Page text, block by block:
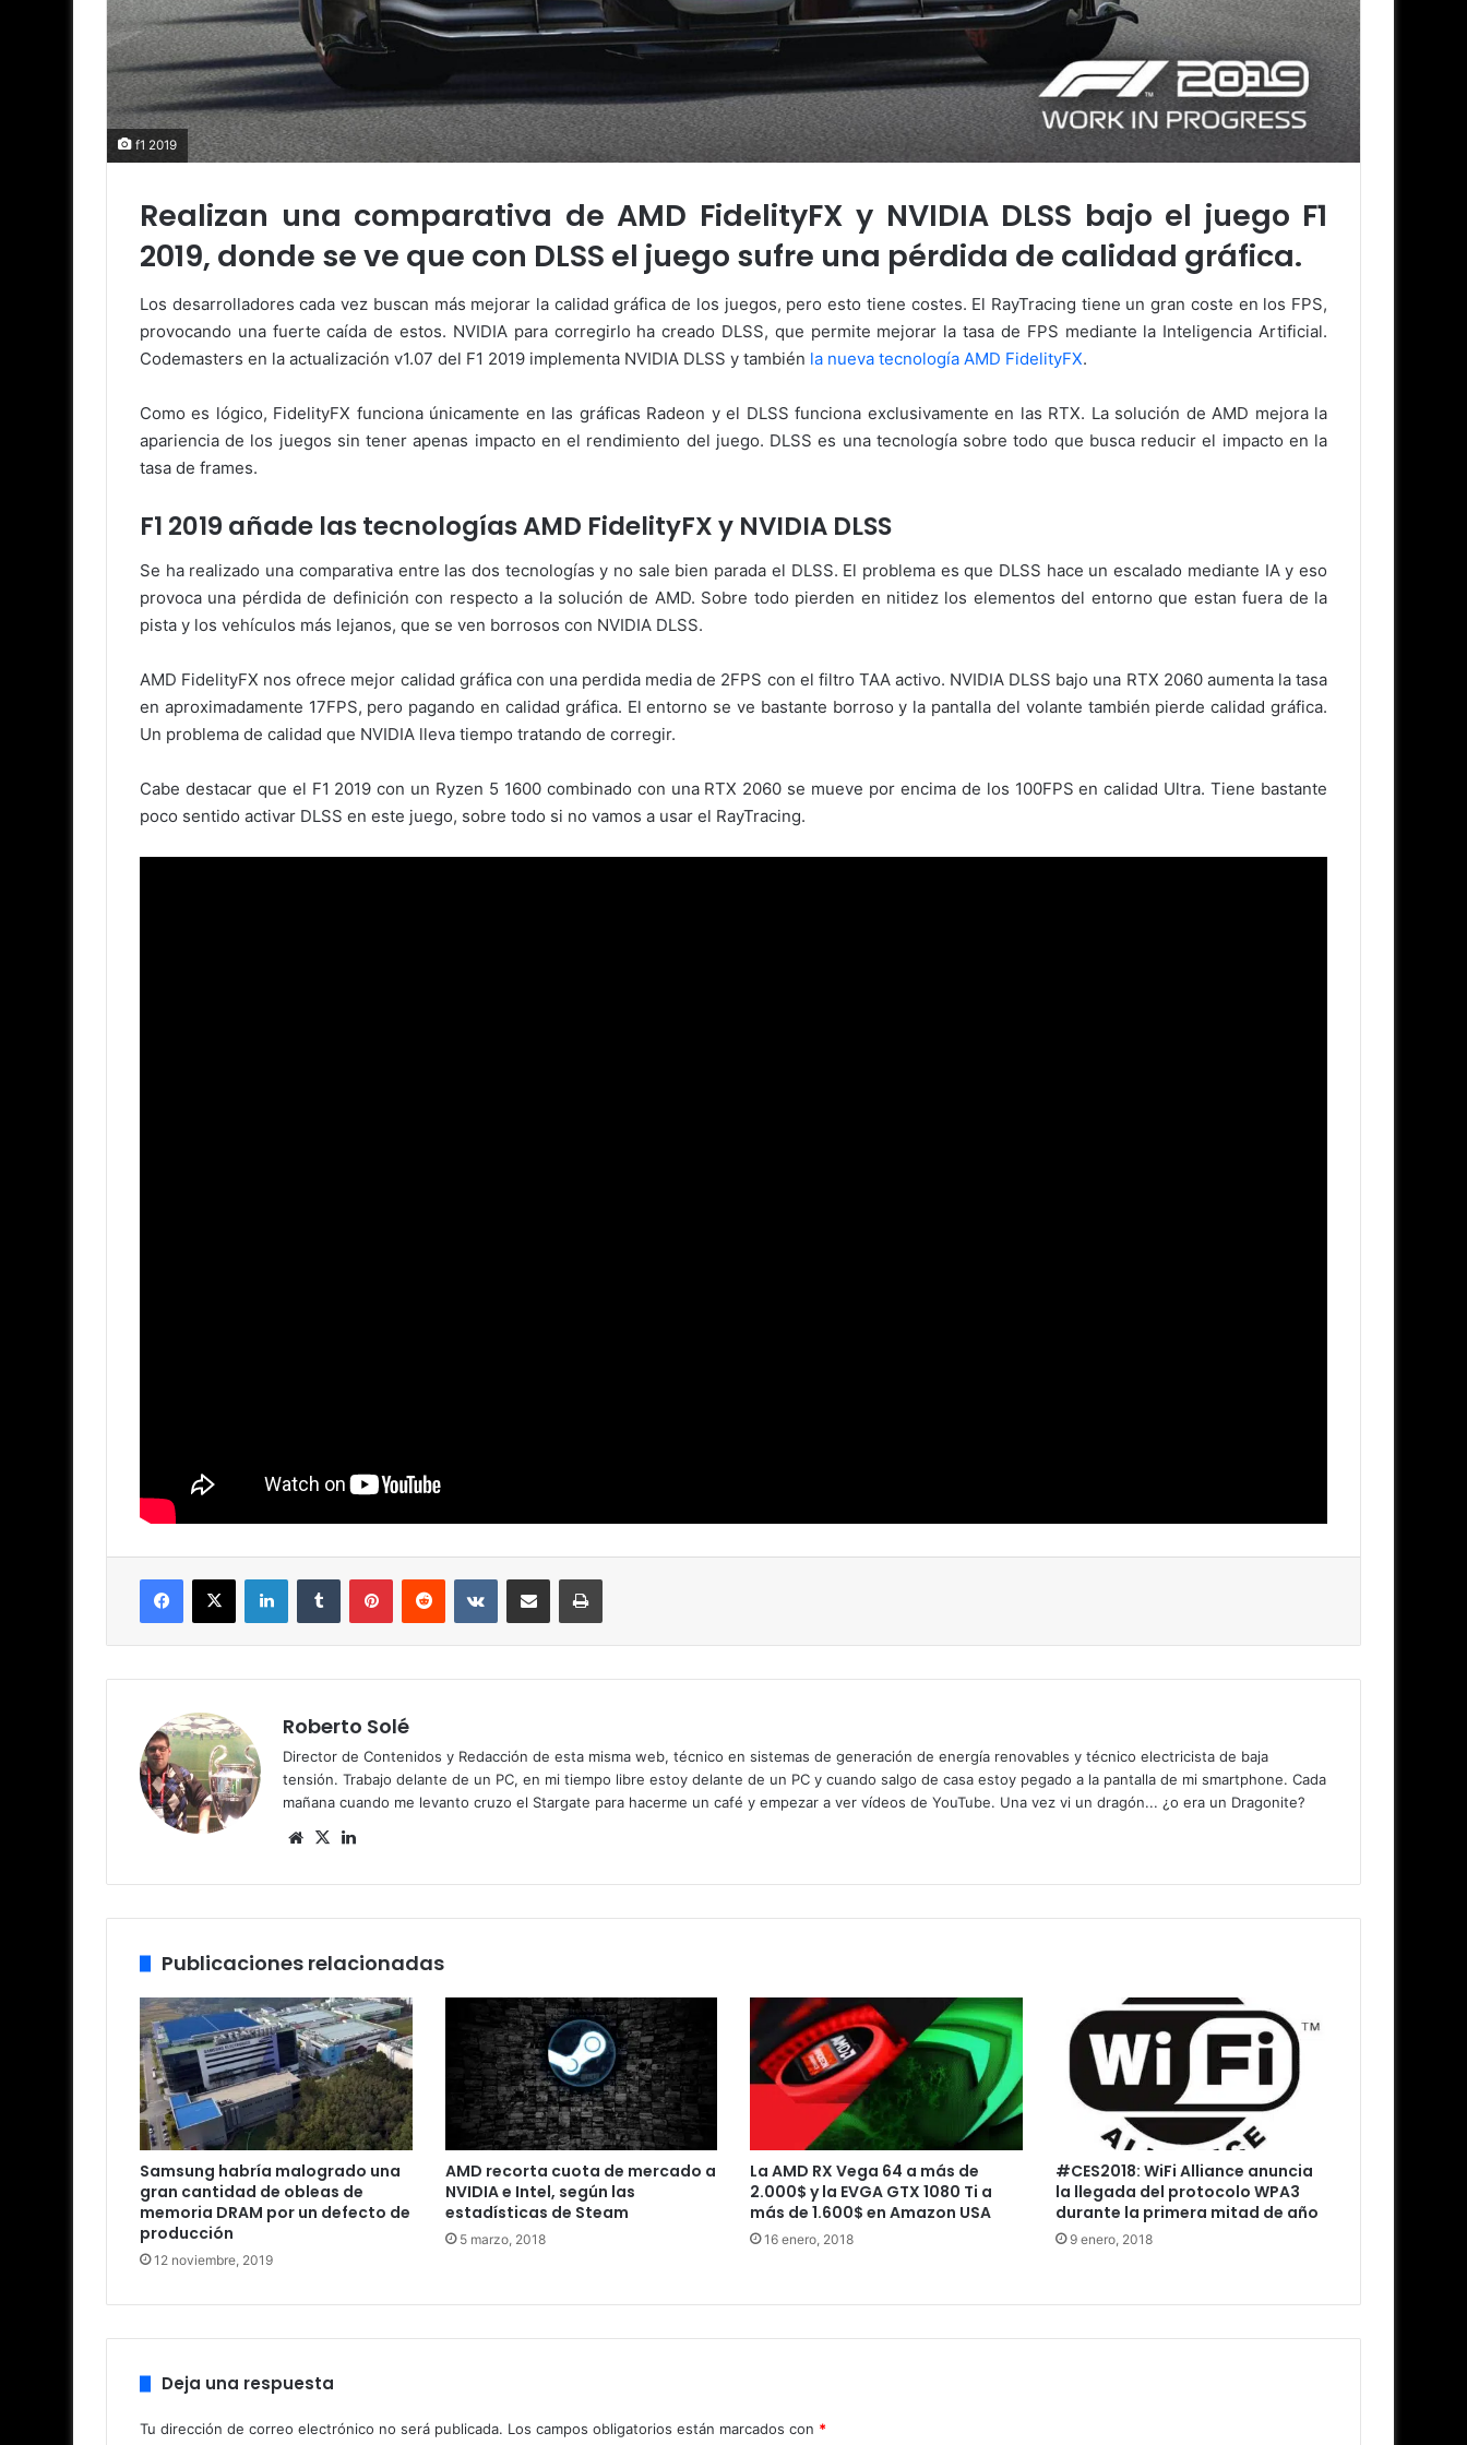
f1 2019
Realizan una comparativa de AMD FidelityFX y NVIDIA DLSS bajo el juego F1
2019, donde se ve que con DLSS el juego sufre una pérdida de calidad gráfica.
Los desarrolladores cada vez buscan más mejorar la calidad gráfica de los juegos, pero esto tiene costes. El RayTracing tiene un gran coste en los FPS,
provocando una fuerte caída de estos. NVIDIA para corregirlo ha creado DLSS, que permite mejorar la tasa de FPS mediante la Inteligencia Artificial.
Codemasters en la actualización v1.07 del F1 2019 implementa NVIDIA DLSS y también la nueva tecnología AMD FidelityFX.
Como es lógico, FidelityFX funciona únicamente en las gráficas Radeon y el DLSS funciona exclusivamente en las RTX. La solución de AMD mejora la
apariencia de los juegos sin tener apenas impacto en el rendimiento del juego. DLSS es una tecnología sobre todo que busca reducir el impacto en la
tasa de frames.
F1 2019 añade las tecnologías AMD FidelityFX y NVIDIA DLSS
Se ha realizado una comparativa entre las dos tecnologías y no sale bien parada el DLSS. El problema es que DLSS hace un escalado mediante IA y eso
provoca una pérdida de definición con respecto a la solución de AMD. Sobre todo pierden en nitidez los elementos del entorno que estan fuera de la
pista y los vehículos más lejanos, que se ven borrosos con NVIDIA DLSS.
AMD FidelityFX nos ofrece mejor calidad gráfica con una perdida media de 2FPS con el filtro TAA activo. NVIDIA DLSS bajo una RTX 2060 aumenta la tasa
en aproximadamente 17FPS, pero pagando en calidad gráfica. El entorno se ve bastante borroso y la pantalla del volante también pierde calidad gráfica.
Un problema de calidad que NVIDIA lleva tiempo tratando de corregir.
Cabe destacar que el F1 2019 con un Ryzen 5 1600 combinado con una RTX 2060 se mueve por encima de los 100FPS en calidad Ultra. Tiene bastante
poco sentido activar DLSS en este juego, sobre todo si no vamos a usar el RayTracing.
Roberto Solé
Director de Contenidos y Redacción de esta misma web, técnico en sistemas de generación de energía renovables y técnico electricista de baja
tensión. Trabajo delante de un PC, en mi tiempo libre estoy delante de un PC y cuando salgo de casa estoy pegado a la pantalla de mi smartphone. Cada
mañana cuando me levanto cruzo el Stargate para hacerme un café y empezar a ver vídeos de YouTube. Una vez vi un dragón... ¿o era un Dragonite?
Siti
we
b
X
dIn
Publicaciones relacionadas
Samsung habría malogrado una
gran cantidad de obleas de
memoria DRAM por un defecto de
producción
12 noviembre, 2019
AMD recorta cuota de mercado a
NVIDIA e Intel, según las
estadísticas de Steam
5 marzo, 2018
La AMD RX Vega 64 a más de
2.000$ y la EVGA GTX 1080 Ti a
más de 1.600$ en Amazon USA
16 enero, 2018
#CES2018: WiFi Alliance anuncia
la llegada del protocolo WPA3
durante la primera mitad de año
9 enero, 2018
Deja una respuesta
Tu dirección de correo electrónico no será publicada. Los campos obligatorios están marcados con *